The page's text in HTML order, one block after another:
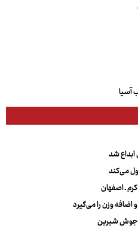
آسیا
شد
می‌کند
ـ اصفهان
جوش شیرین